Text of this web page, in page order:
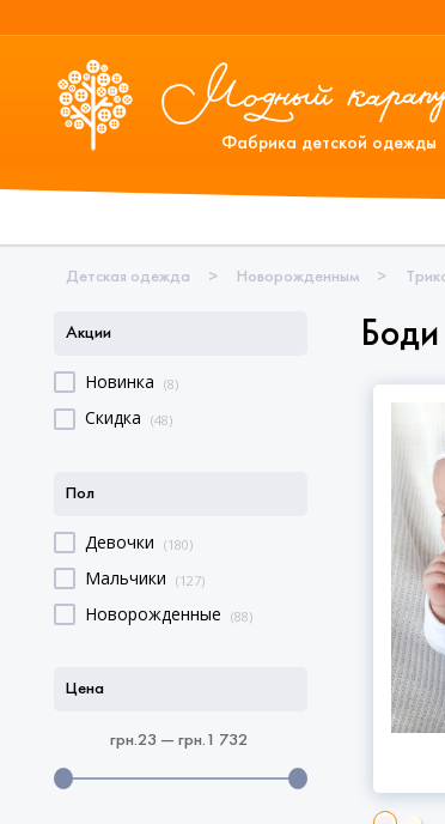
Фабрика детской одежды
Детская одежда > Новорожденным >
Акции
Новинка (8)
Скидка (48)
Пол
Девочки (180)
Мальчики (127)
Новорожденные (88)
Цена
грн.23 — грн.1 732